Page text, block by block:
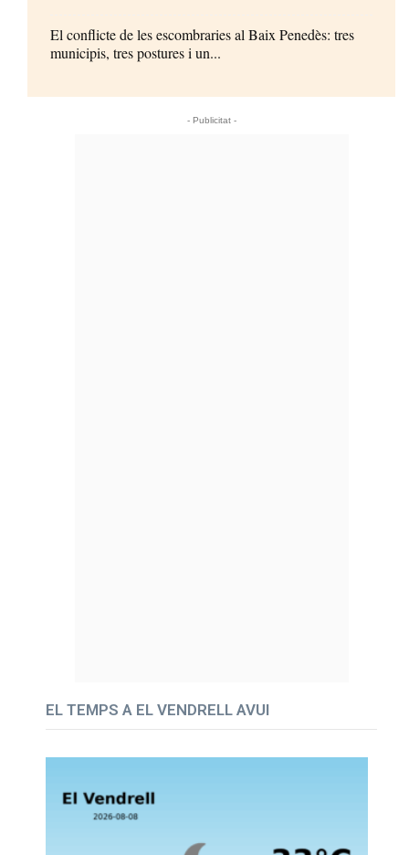
El conflicte de les escombraries al Baix Penedès: tres
municipis, tres postures i un...
- Publicitat -
EL TEMPS A EL VENDRELL AVUI